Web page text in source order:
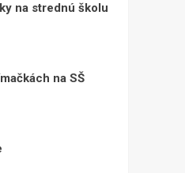
na strednú školu
na SŠ